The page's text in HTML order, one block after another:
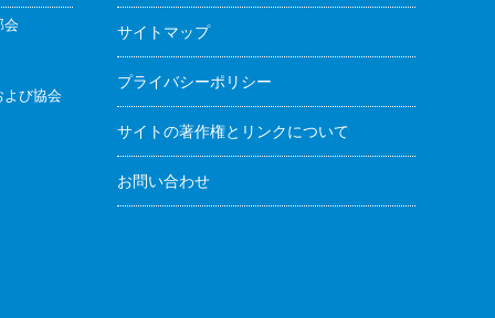
会
よび協会
サイトマップ
プライバシーポリシー
サイトの著作権とリンクについて
お問い合わせ